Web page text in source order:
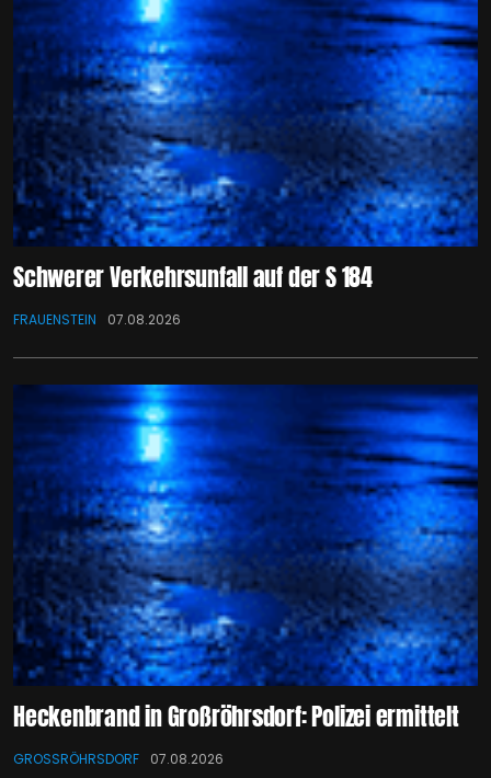
Schwerer Verkehrsunfall auf der S 184
FRAUENSTEIN 07.08.2026
Heckenbrand in Großröhrsdorf: Polizei ermittelt
GROSSRÖHRSDORF 07.08.2026